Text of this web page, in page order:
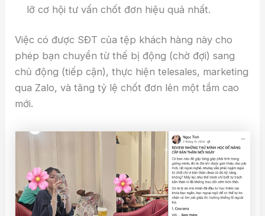
lỡ cơ hội tư vấn chốt đơn hiệu quả nhất.
Việc có được SĐT của tệp khách hàng này cho
phép bạn chuyển từ thế bị động (chờ đợi) sang
chủ động (tiếp cận), thực hiện telesales, marketing
qua Zalo, và tăng tỷ lệ chốt đơn lên một tầm cao
mới.